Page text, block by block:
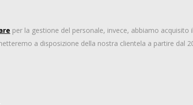
per la gestione del personale, invece, abbiamo
a disposizione della nostra clientela a partire dal